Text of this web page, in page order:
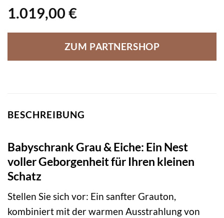
1.019,00 €
ZUM PARTNERSHOP
BESCHREIBUNG
Babyschrank Grau & Eiche: Ein Nest
voller Geborgenheit für Ihren kleinen
Schatz
Stellen Sie sich vor: Ein sanfter Grauton,
kombiniert mit der warmen Ausstrahlung von